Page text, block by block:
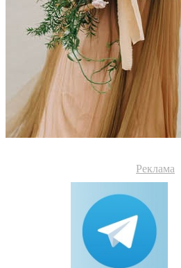
Реклама